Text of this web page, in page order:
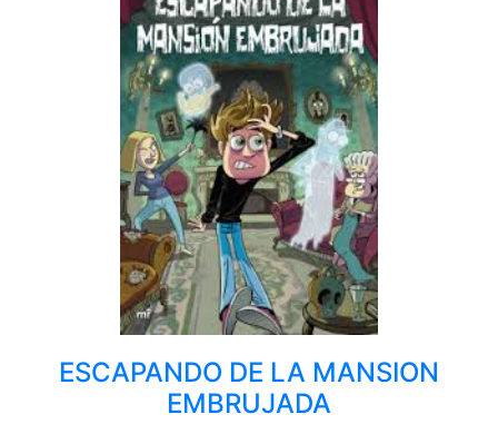
ESCAPANDO DE LA MANSION
EMBRUJADA